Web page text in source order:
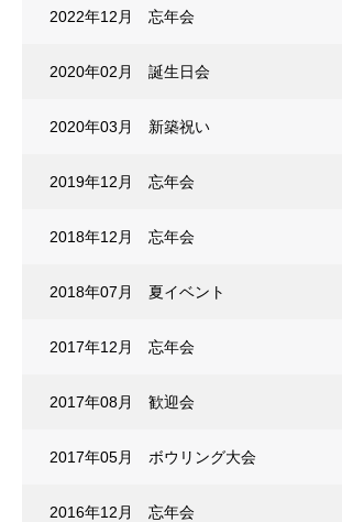
2022年12月 忘年会
2020年02月 誕生日会
2020年03月 新築祝い
2019年12月 忘年会
2018年12月 忘年会
2018年07月 夏イベント
2017年12月 忘年会
2017年08月 歓迎会
2017年05月 ボウリング大会
2016年12月 忘年会